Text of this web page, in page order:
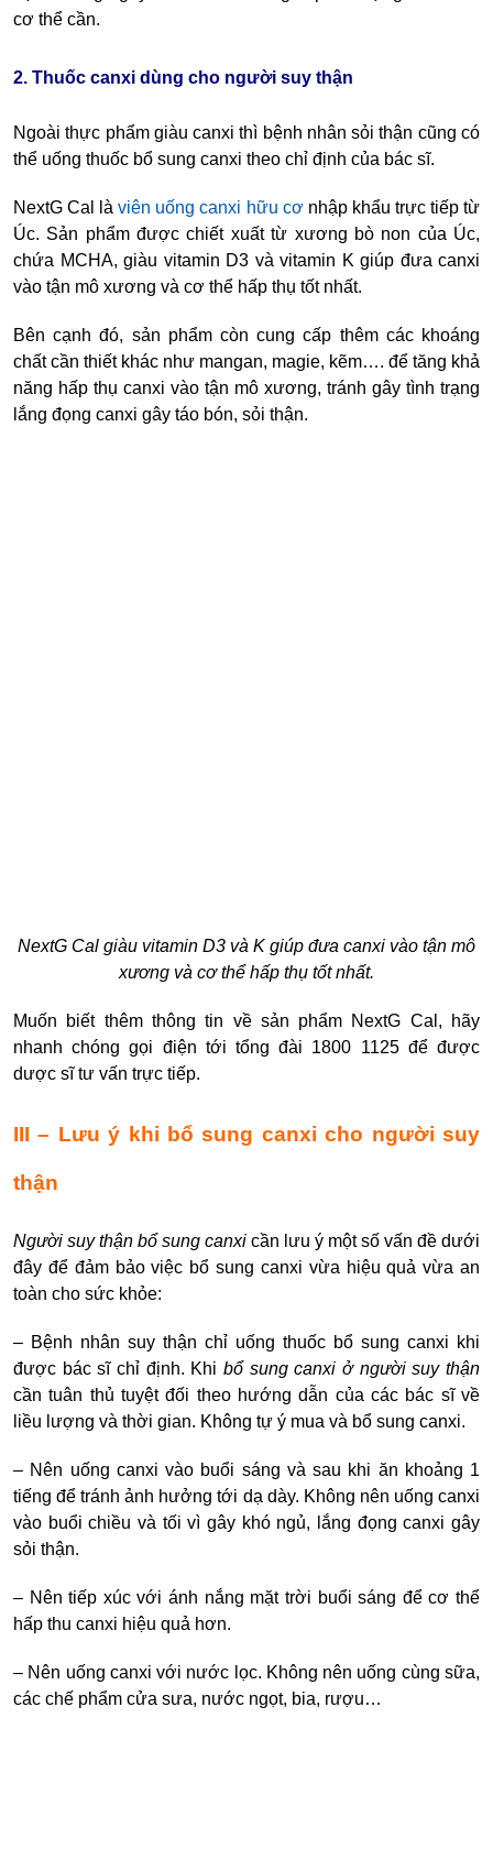
cơ thể cần.
2. Thuốc canxi dùng cho người suy thận
Ngoài thực phẩm giàu canxi thì bệnh nhân sỏi thận cũng có
thể uống thuốc bổ sung canxi theo chỉ định của bác sĩ.
NextG Cal làviên uống canxi hữu cơ nhập khẩu trực tiếp từ
Úc. Sản phẩm được chiết xuất từ xương bò non của Úc,
chứa MCHA, giàu vitamin D3 và vitamin K giúp đưa canxi
vào tận mô xương và cơ thể hấp thụ tốt nhất.
Bên cạnh đó, sản phẩm còn cung cấp thêm các khoáng
chất cần thiết khác như mangan, magie, kẽm…. để tăng khả
năng hấp thụ canxi vào tận mô xương, tránh gây tình trạng
lắng đọng canxi gây táo bón, sỏi thận.
NextG Cal giàu vitamin D3 và K giúp đưa canxi vào tận mô
xương và cơ thể hấp thụ tốt nhất.
Muốn biết thêm thông tin về sản phẩm NextG Cal, hãy
nhanh chóng gọi điện tới tổng đài 1800 1125 để được
dược sĩ tư vấn trực tiếp.
III – Lưu ý khi bổ sung canxi cho người suy
thận
Người suy thận bổ sung canxi cần lưu ý một số vấn đề dưới
đây để đảm bảo việc bổ sung canxi vừa hiệu quả vừa an
toàn cho sức khỏe:
– Bệnh nhân suy thận chỉ uống thuốc bổ sung canxi khi
được bác sĩ chỉ định. Khi bổ sung canxi ở người suy thận
cần tuân thủ tuyệt đối theo hướng dẫn của các bác sĩ về
liều lượng và thời gian. Không tự ý mua và bổ sung canxi.
– Nên uống canxi vào buổi sáng và sau khi ăn khoảng 1
tiếng để tránh ảnh hưởng tới dạ dày. Không nên uống canxi
vào buổi chiều và tối vì gây khó ngủ, lắng đọng canxi gây
sỏi thận.
– Nên tiếp xúc với ánh nắng mặt trời buổi sáng để cơ thể
hấp thu canxi hiệu quả hơn.
– Nên uống canxi với nước lọc. Không nên uống cùng sữa,
các chế phẩm cửa sưa, nước ngọt, bia, rượu…